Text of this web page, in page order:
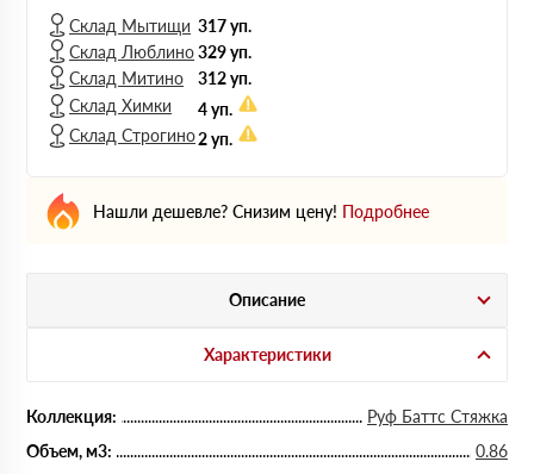
Склад Мытищи 317 уп.
Склад Люблино329 уп.
Склад Митино
312 уп.
Склад Химки
4 уп.
Склад Строгино2 уп.
Нашли дешевле? Снизим цену! Подробнее
Описание
Характеристики
Коллекция:
Руф Баттс Стяжка
Объем, м3:
0.86